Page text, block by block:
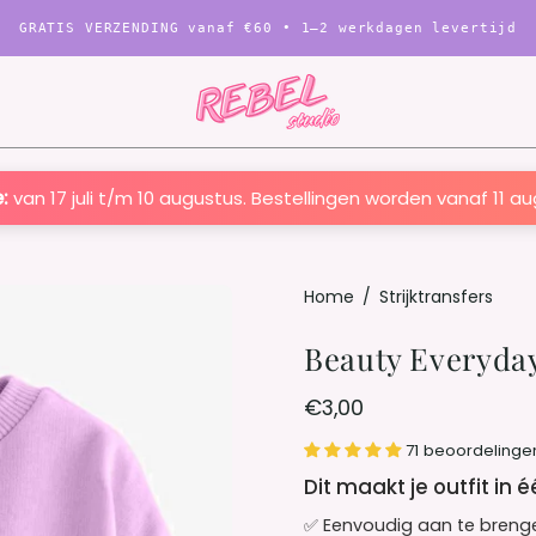
GRATIS VERZENDING vanaf€60 • 1–2 werkdagen levertijd
van 17 juli t/m 10 augustus. Bestellingen worden vanaf 11
Lightbox
Home / Strijktransfers
Beauty
€3,00
71
Dit maakt je outfit in
✅ Eenvoudig aan te